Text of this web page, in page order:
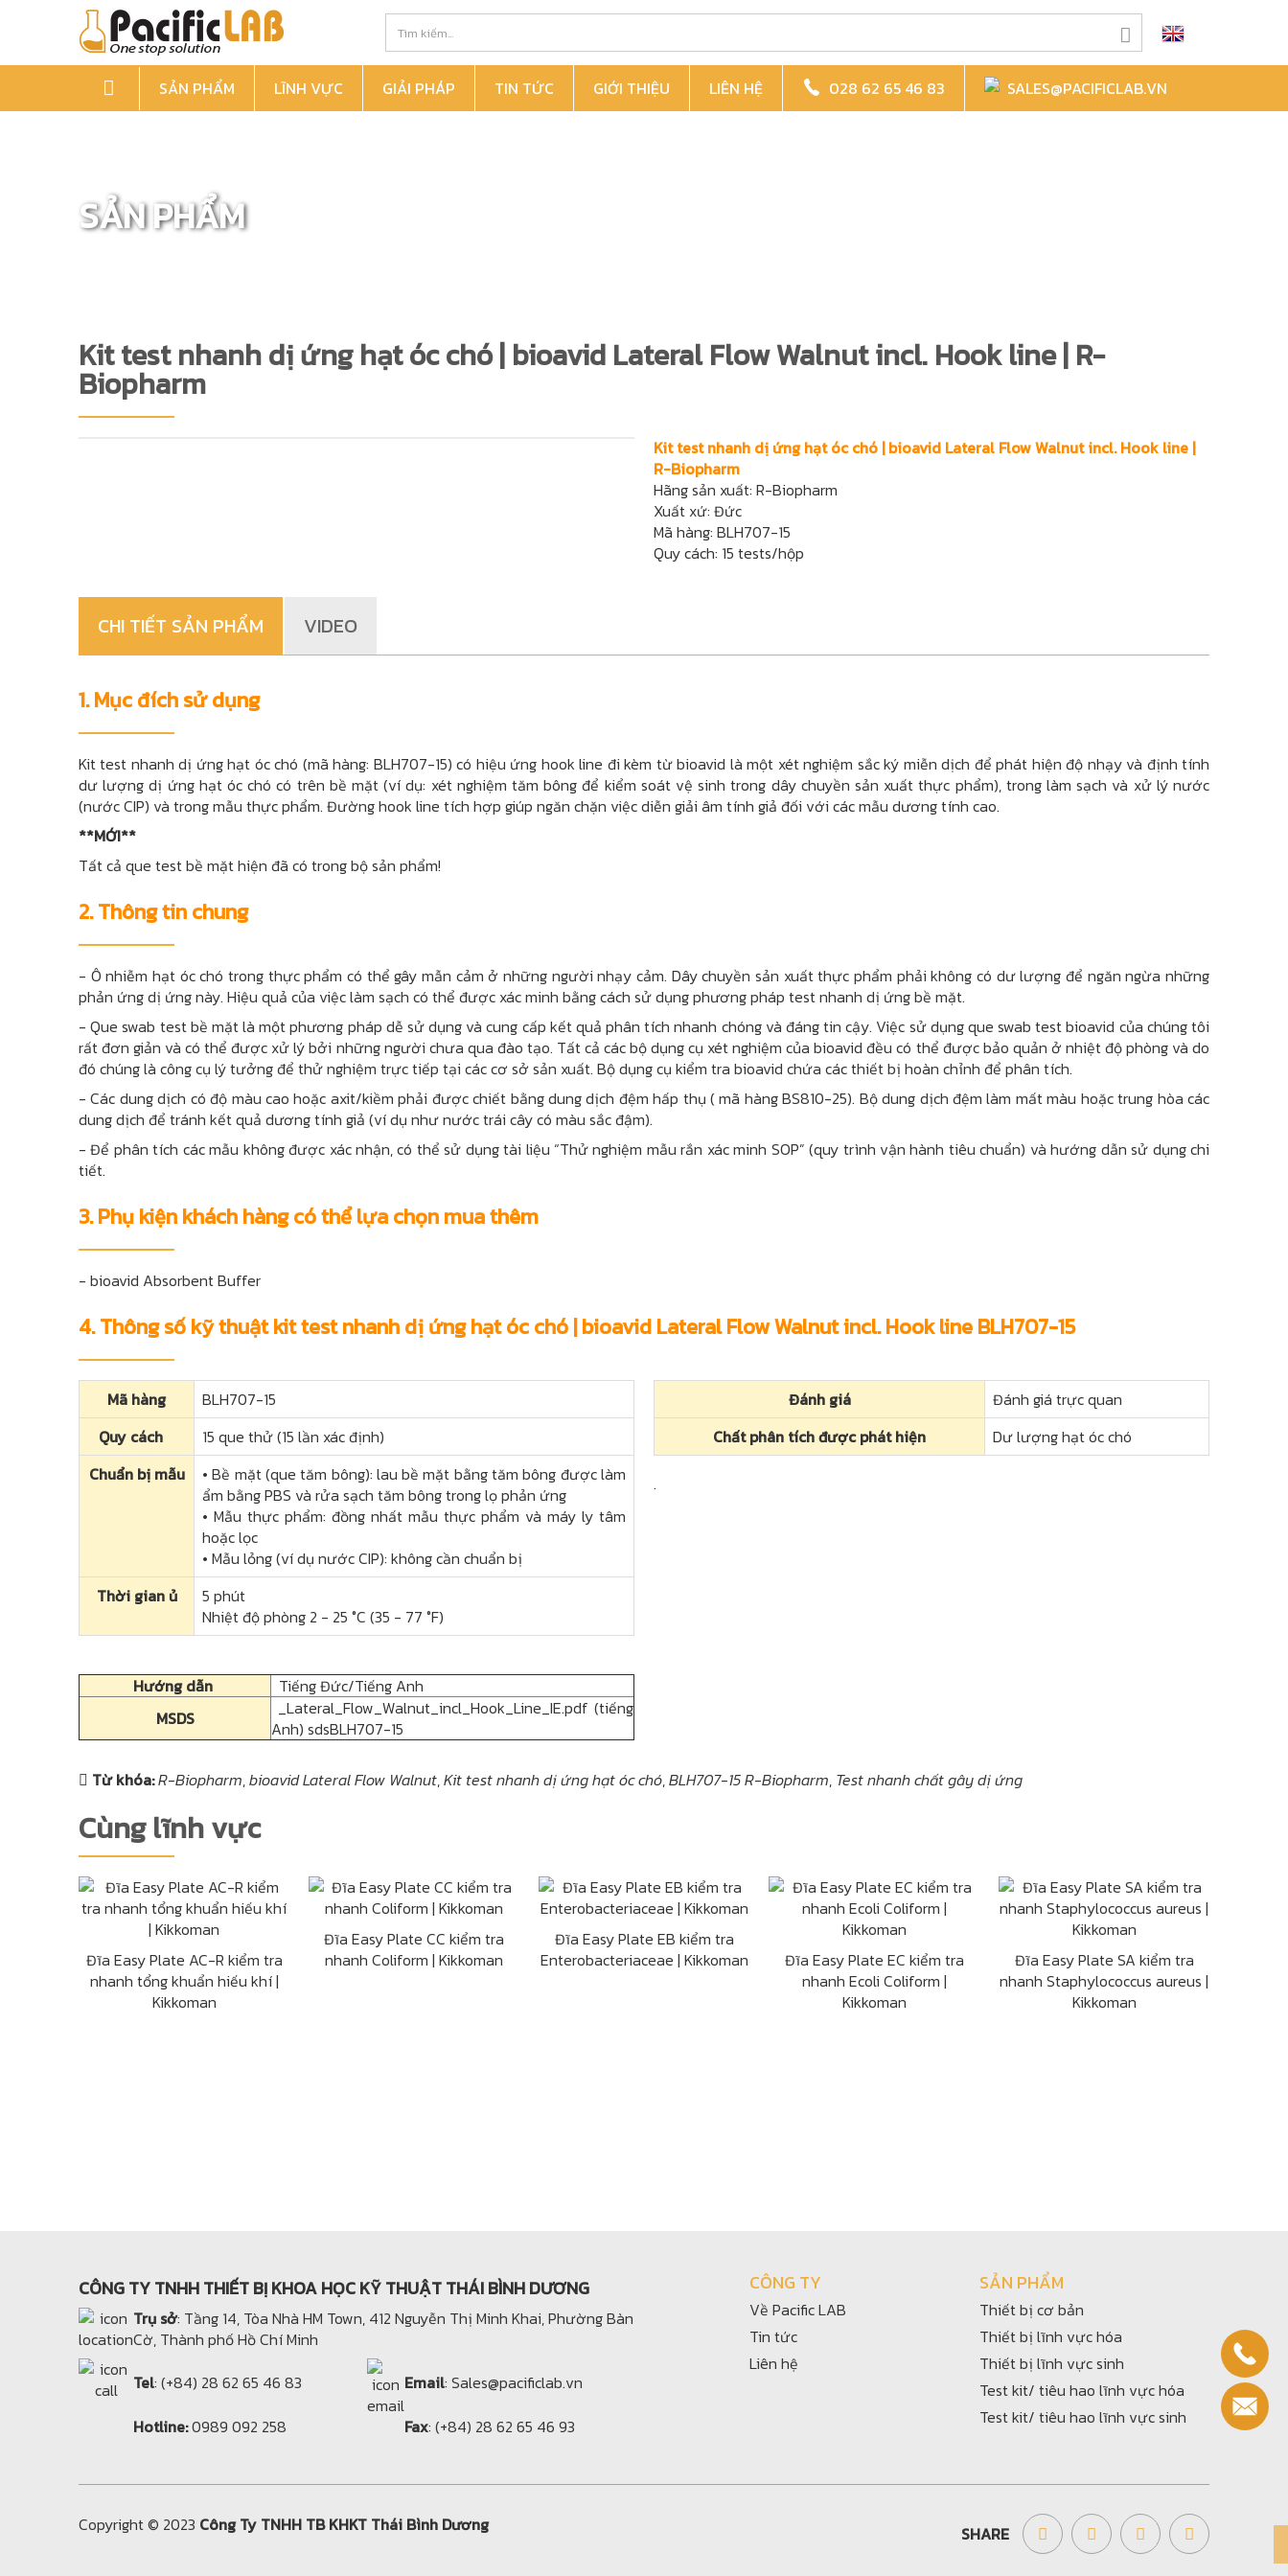
SẢN PHẨM LĨNH VỰC GIẢI PHÁP TIN TỨC GIỚI THIỆU LIÊN HỆ 028 62 65 46 83 SALES@PACIFICLAB.VN
SẢN PHẨM
Kit test nhanh dị ứng hạt óc chó | bioavid Lateral Flow Walnut incl. Hook line | R-
Biopharm
Kit test nhanh dị ứng hạt óc chó | bioavid Lateral Flow Walnut incl. Hook line |
R-Biopharm
Hãng sản xuất: R-Biopharm
Xuất xứ: Đức
Mã hàng: BLH707-15
Quy cách: 15 tests/hộp
CHI TIẾT SẢN PHẨM VIDEO
1. Mục đích sử dụng
Kit test nhanh dị ứng hạt óc chó (mã hàng: BLH707-15) có hiệu ứng hook line đi kèm từ bioavid làmột xét nghiệm sắc ký miễn dịch để phát hiện độ nhạy và định tính
dư lượng dị ứng hạt óc chó có trên bề mặt (ví dụ: xét nghiệm tăm bông để kiểm soát vệ sinh trong dây chuyền sản xuất thực phẩm), trong làm sạch và xử lý nước
(nước CIP) và trong mẫu thực phẩm. Đường hook line tích hợp giúp ngăn chặn việc diễn giải âm tính giả đối với các mẫu dương tính cao.
**MỚI**
Tất cả que test bề mặt hiện đã có trong bộ sản phẩm!
2. Thông tin chung
- Ô nhiễm hạt óc chó trong thực phẩm có thể gây mẫn cảm ở những người nhạy cảm. Dây chuyền sản xuất thực phẩm phải không có dư lượng để ngăn ngừa những
phản ứng dị ứng này. Hiệu quả của việc làm sạch có thể được xác minh bằng cách sử dụng phương pháp test nhanh dị ứng bề mặt.
- Que swab test bề mặt là một phương pháp dễ sử dụng và cung cấp kết quả phân tích nhanh chóng và đáng tin cậy. Việc sử dụng que swab test bioavid của chúng tôi
rất đơn giản và có thể được xử lý bởi những người chưa qua đào tạo. Tất cả các bộ dụng cụ xét nghiệm của bioavid đều có thể được bảo quản ở nhiệt độ phòng và do
đó chúng là công cụ lý tưởng để thử nghiệm trực tiếp tại các cơ sở sản xuất. Bộ dụng cụ kiểm tra bioavid chứa các thiết bị hoàn chỉnh để phân tích.
- Các dung dịch có độ màu cao hoặc axit/kiềm phải được chiết bằng dung dịch đệm hấp thụ ( mã hàng BS810-25). Bộ dung dịch đệm làm mất màu hoặc trung hòa các
dung dịch để tránh kết quả dương tính giả (ví dụ như nước trái cây có màu sắc đậm).
- Để phân tích các mẫu không được xác nhận, có thể sử dụng tài liệu “Thử nghiệm mẫu rắn xác minh SOP” (quy trình vận hành tiêu chuẩn) và hướng dẫn sử dụng chi
tiết.
3. Phụ kiện khách hàng có thể lựa chọn mua thêm
- bioavid Absorbent Buffer
4. Thông số kỹ thuật kit test nhanh dị ứng hạt óc chó | bioavid Lateral Flow Walnut incl. Hook line BLH707-15
Mã hàng
BLH707-15
Quy cách
15 que thử (15 lần xác định)
Chuẩn bị mẫu
• Bề mặt (que tăm bông): lau bề mặt bằng tăm bông được làm
ẩm bằng PBS và rửa sạch tăm bông trong lọ phản ứng
• Mẫu thực phẩm: đồng nhất mẫu thực phẩm và máy ly tâm
hoặc lọc
• Mẫu lỏng (ví dụ nước CIP): không cần chuẩn bị
Thời gian ủ
5 phút
Nhiệt độ phòng 2 - 25 °C (35 - 77 °F)
Hướng dẫn
Tiếng Đức/Tiếng Anh
MSDS
_Lateral_Flow_Walnut_incl_Hook_Line_IE.pdf (tiếng
Anh) sdsBLH707-15
Đánh giá
Đánh giá trực quan
Chất phân tích được phát hiện
Dư lượng hạt óc chó
.
Từ khóa:R-Biopharm,bioavid Lateral Flow Walnut,Kit test nhanh dị ứng hạt óc chó,BLH707-15 R-Biopharm, Test nhanh chất gây dị ứng
Cùng lĩnh vực
Đĩa Easy Plate AC-R kiểm tra
nhanh tổng khuẩn hiếu khí |
Kikkoman
Đĩa Easy Plate CC kiểm tra
nhanh Coliform | Kikkoman
Đĩa Easy Plate EB kiểm tra
Enterobacteriaceae | Kikkoman
Đĩa Easy Plate EC kiểm tra
nhanh Ecoli Coliform |
Kikkoman
Đĩa Easy Plate SA kiểm tra
nhanh Staphylococcus aureus |
Kikkoman
CÔNG TY TNHH THIẾT BỊ KHOA HỌC KỸ THUẬT THÁI BÌNH DƯƠNG
Trụ sở: Tầng 14, Tòa Nhà HM Town, 412 Nguyễn Thị Minh Khai, Phường Bàn
Cờ, Thành phố Hồ Chí Minh
Tel: (+84) 28 62 65 46 83 Email: Sales@pacificlab.vn
Hotline:0989 092 258 Fax: (+84) 28 62 65 46 93
CÔNG TY
Về Pacific LAB
Tin tức
Liên hệ
SẢN PHẨM
Thiết bị cơ bản
Thiết bị lĩnh vực hóa
Thiết bị lĩnh vực sinh
Test kit/ tiêu hao lĩnh vực hóa
Test kit/ tiêu hao lĩnh vực sinh
Copyright © 2023 Công Ty TNHH TB KHKT Thái Bình Dương SHARE